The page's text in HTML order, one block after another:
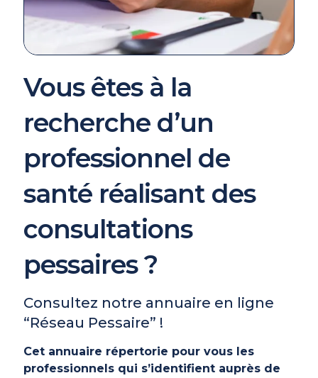
Vous êtes à la
recherche d’un
professionnel de
santé réalisant des
consultations
pessaires ?
Consultez notre annuaire en ligne
“Réseau Pessaire” !
Cet annuaire répertorie pour vous les
professionnels qui s’identifient auprès de